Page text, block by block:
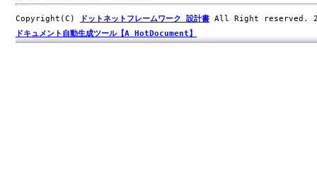
Copyright(C) ドットネットフレームワーク 設計書 All Right reserved.
ドキュメント自動生成ツール【A HotDocument】